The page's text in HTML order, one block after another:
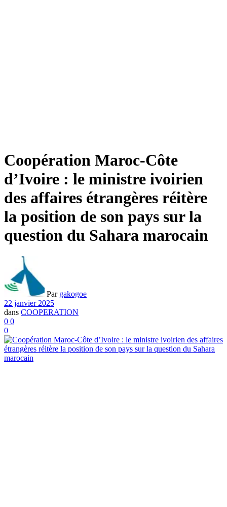
Coopération Maroc-Côte
d’Ivoire : le ministre ivoirien
des affaires étrangères réitère
la position de son pays sur la
question du Sahara marocain
Par gakogoe
22 janvier 2025
dans COOPERATION
0 0
0